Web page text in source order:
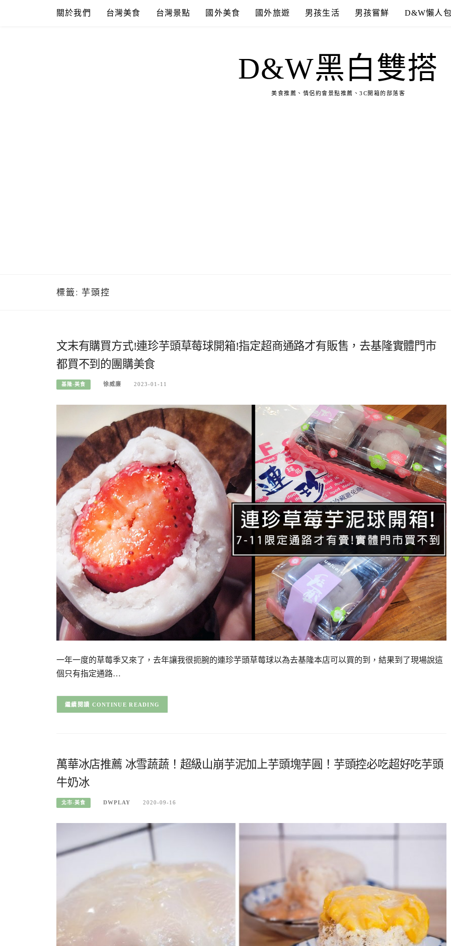
關於我們 台灣美食 台灣景點 國外美食 國外旅遊 男孩生活 男孩嘗鮮 D&W懶人
D&W黑白雙搭
美食推薦、情侶約會景點推薦、3C開箱的部落客
標籤: 芋頭控
文末有購買方式!連珍芋頭草莓球開箱!指定超商通路才有販售，去基隆實體門市
都買不到的團購美食
基隆-美食 徐威廉 2023-01-11
一年一度的草莓季又來了，去年讓我很扼腕的連珍芋頭草莓球以為去基隆本店可以買的到，結果到了現場說這
個只有指定通路…
CONTINUE READING
萬華冰店推薦 冰雪蔬蔬！超級山崩芋泥加上芋頭塊芋圓！芋頭控必吃超好吃芋頭
牛奶冰
北市-美食 DWPLAY 2020-09-16